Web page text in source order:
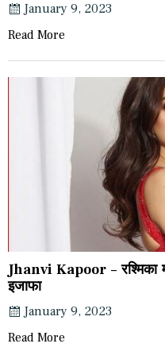
January 9, 2023
Read More
Jhanvi Kapoor – रश्मिका
इजाफा
January 9, 2023
Read More